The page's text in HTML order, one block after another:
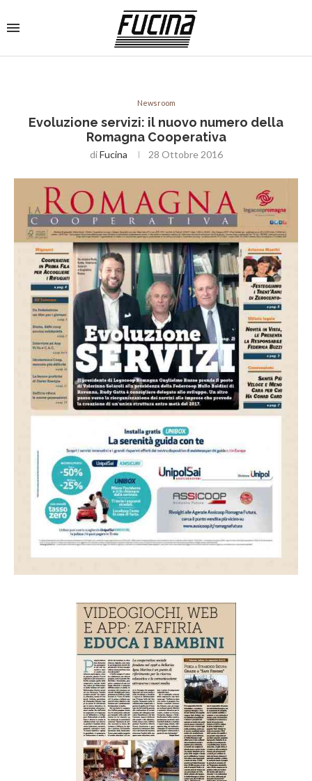
Newsroom
Evoluzione servizi: il nuovo numero della
Romagna Cooperativa
diFucina 28 Ottobre 2016